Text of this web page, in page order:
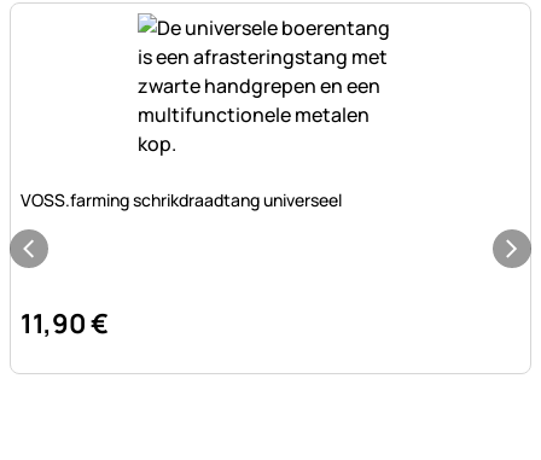
VOSS.farming schrikdraadtang universeel
11,90€